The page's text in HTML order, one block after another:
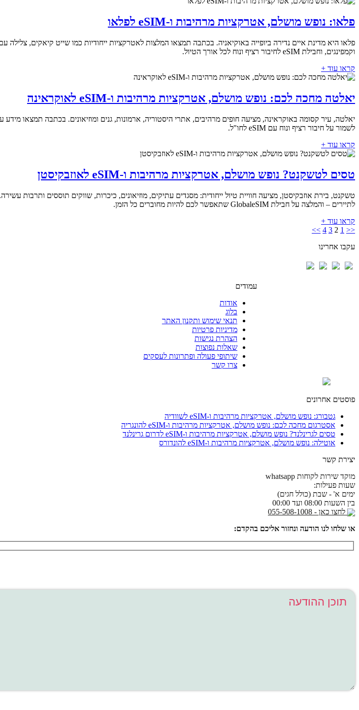
פלאו: נופש מושלם, אטרקציות מרהיבות ו-eSIM לפלאו
פלאו היא מדינת איים נדירה ביופייה באוקיאניה. בכתבה תמצאו המלצות לאטרקציות ייחודיות כמו שייט קיאקים, צלילה
וקמפינגים, וחבילת eSIM לחיבור רציף ונוח לכל אורך הטיול.
קראו עוד +
יאלטה מחכה לכם: נופש מושלם, אטרקציות מרהיבות ו-eSIM לאוקראינה
יאלטה, עיר קסומה באוקראינה, מציעה חופים מרהיבים, אתרי היסטוריה, ארמונות, גנים ומוזיאונים. בכתבה תמצאו
לשמור על חיבור רציף ונוח עם eSIM לחו"ל.
קראו עוד +
טסים לטשקנט? נופש מושלם, אטרקציות מרהיבות ו-eSIM לאוזבקיסטן
טשקנט, בירת אוזבקיסטן, מציעה חוויית טיול ייחודית: מסגדים עתיקים, מוזיאונים, כיכרות, שווקים תוססים ותרבות
לתיירים – והמלצה על חבילת GlobaleSIM שתאפשר לכם להיות מחוברים כל הזמן.
קראו עוד +
<<
1
2
3
4
>>
עקבו אחרינו
עמודים
אודות
בלוג
תנאי שימוש ותקנון האתר
מדיניות פרטיות
הצהרת נגישות
שאלות נפוצות
שיתופי פעולה ופתרונות לעסקים
צרו קשר
פוסטים אחרונים
גטבורג: נופש מושלם, אטרקציות מרהיבות ו-eSIM לשוודיה
אסטרגום מחכה לכם: נופש מושלם, אטרקציות מרהיבות ו-eSIM להונגריה
טסים לגרינלנד? נופש מושלם, אטרקציות מרהיבות ו-eSIM לדרום גרינלנד
אוטילה: נופש מושלם, אטרקציות מרהיבות ו-eSIM להונדורס
יצירת קשר
מוקד שירות לקוחות whatsapp
שעות פעילות:
ימים א' - שבת (כולל חגים)
בין השעות 08:00 ועד 00:00
לחצו כאן - 055-508-1008
או שלחו לנו הודעה ונחזור אליכם בהקדם: